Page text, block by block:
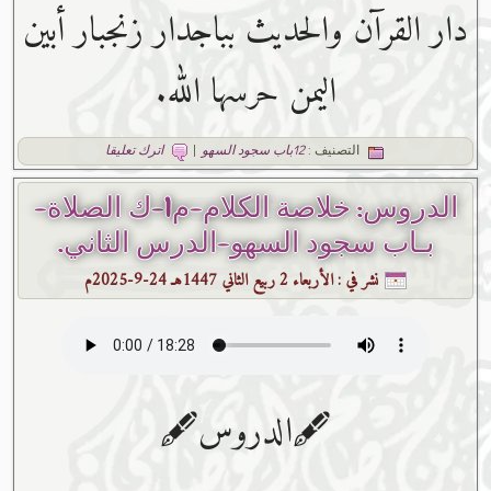
دار القرآن والحديث بباجدار زنجبار أبين
اليمن حرسها الله.
التصنيف :12باب سجود السهو | اترك تعليقا
الدروس: خلاصة الكلام-م1-ك الصلاة-
بـاب سجود السهو-الدرس الثاني.
نشر في :الأربعاء 2 ربيع الثاني 1447هـ 24-9-2025م
🖋الدروس🖋